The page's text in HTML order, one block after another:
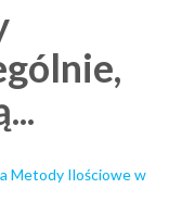
Metody Ilościowe w